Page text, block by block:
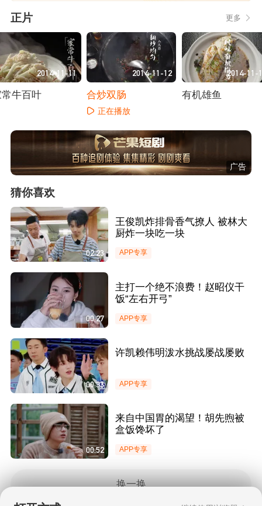
正片 更多
2014-11-11
牛百叶
2014-11-12
合炒双肠
正在播放
2014-11-
有机雄鱼
广告
猜你喜欢
02:23
王俊凯炸排骨香气撩人 被林大
厨炸一块吃一块
APP专享
00:27
主打一个绝不浪费！赵昭仪干
饭“左右开弓”
APP专享
00:33
许凯赖伟明泼水挑战屡战屡败
APP专享
00:52
来自中国胃的渴望！胡先煦被
盒饭馋坏了
APP专享
换一换